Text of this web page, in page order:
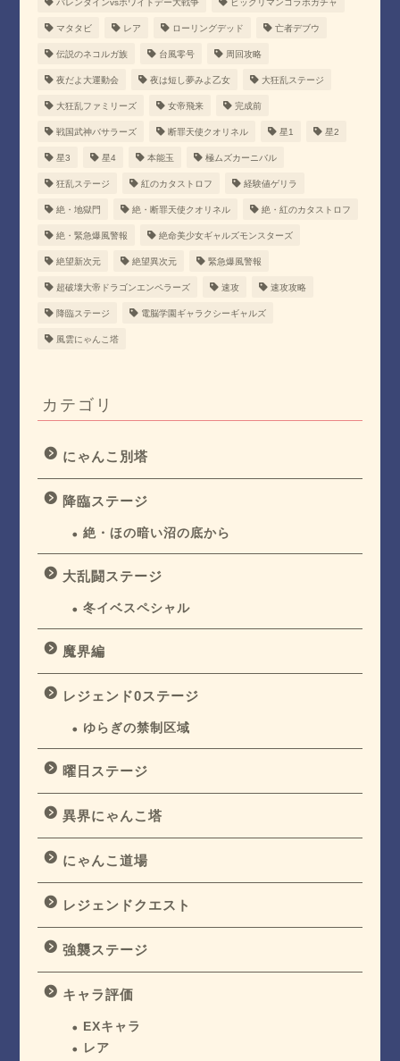
バレンタインvsホワイトデー大戦争 ビックリマンコラボガチャ
マタタビ レア ローリングデッド 亡者デブウ
伝説のネコルガ族 台風零号 周回攻略
夜だよ大運動会 夜は短し夢みよ乙女 大狂乱ステージ
大狂乱ファミリーズ 女帝飛来 完成前
戦国武神バサラーズ 断罪天使クオリネル 星1 星2
星3 星4 本能玉 極ムズカーニバル
狂乱ステージ 紅のカタストロフ 経験値ゲリラ
絶・地獄門 絶・断罪天使クオリネル 絶・紅のカタストロフ
絶・緊急爆風警報 絶命美少女ギャルズモンスターズ
絶望新次元 絶望異次元 緊急爆風警報
超破壊大帝ドラゴンエンペラーズ 速攻 速攻攻略
降臨ステージ 電脳学園ギャラクシーギャルズ
風雲にゃんこ塔
カテゴリ
にゃんこ別塔
降臨ステージ
絶・ほの暗い沼の底から
大乱闘ステージ
冬イベスペシャル
魔界編
レジェンド0ステージ
ゆらぎの禁制区域
曜日ステージ
異界にゃんこ塔
にゃんこ道場
レジェンドクエスト
強襲ステージ
キャラ評価
EXキャラ
レア